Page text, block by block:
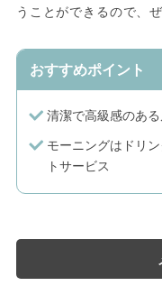
うことができるので、
おすすめポイント
清潔で高級感のあ
モーニングはドリ
トサービス